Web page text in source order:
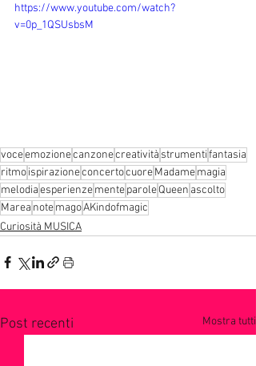
https://www.youtube.com/watch?
v=0p_1QSUsbsM
voceemozionecanzonecreatività strumentifantasia
ritmoispirazioneconcertocuoreMadamemagia
melodiaesperienzementeparoleQueen ascolto
Marea notemagoAKindofmagic
Curiosità MUSICA
Post recenti Mostra tutti